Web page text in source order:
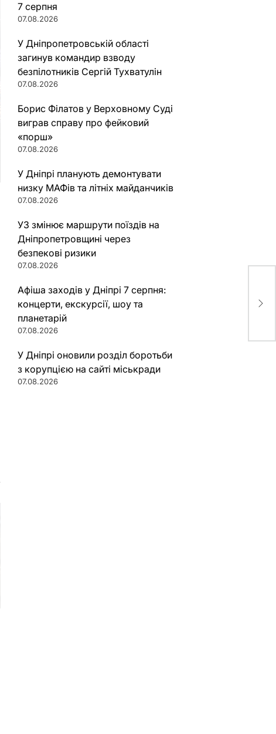
7 серпня
07.08.2026
У Дніпропетровській області
загинув командир взводу
безпілотників Сергій Тухватулін
07.08.2026
Борис Філатов у Верховному Суді
виграв справу про фейковий
«порш»
07.08.2026
У Дніпрі планують демонтувати
низку МАФів та літніх майданчиків
07.08.2026
УЗ змінює маршрути поїздів на
Дніпропетровщині через
безпекові ризики
07.08.2026
Афіша заходів у Дніпрі 7 серпня:
концерти, екскурсії, шоу та
планетарій
07.08.2026
У Дніпрі оновили розділ боротьби
з корупцією на сайті міськради
07.08.2026